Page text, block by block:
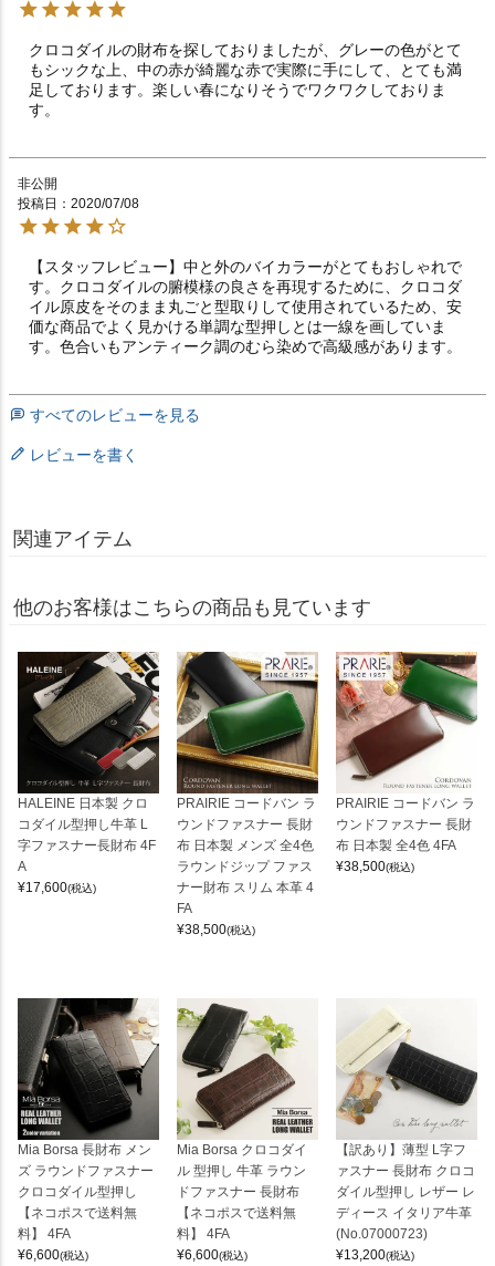
クロコダイルの財布を探しておりましたが、グレーの色がとて
もシックな上、中の赤が綺麗な赤で実際に手にして、とても満
足しております。楽しい春になりそうでワクワクしておりま
す。
非公開
投稿日
2020/07/08
【スタッフレビュー】中と外のバイカラーがとてもおしゃれで
す。クロコダイルの腑模様の良さを再現するために、クロコダ
イル原皮をそのまま丸ごと型取りして使用されているため、安
価な商品でよく見かける単調な型押しとは一線を画していま
す。色合いもアンティーク調のむら染めで高級感があります。
すべてのレビューを見る
レビューを書く
関連アイテム
他のお客様はこちらの商品も見ています
HALEINE 日本製 クロ
コダイル型押し牛革 L
字ファスナー長財布 4F
A
¥17,600(税込)
PRAIRIE コードバン ラ
ウンドファスナー 長財
布 日本製 メンズ 全4色
ラウンドジップ ファス
ナー財布 スリム 本革 4
FA
¥38,500(税込)
PRAIRIE コードバン ラ
ウンドファスナー 長財
布 日本製 全4色 4FA
¥38,500(税込)
Mia Borsa 長財布 メン
ズ ラウンドファスナー
クロコダイル型押し
【ネコポスで送料無
料】 4FA
¥6,600(税込)
Mia Borsa クロコダイ
ル 型押し 牛革 ラウン
ドファスナー 長財布
【ネコポスで送料無
料】 4FA
¥6,600(税込)
【訳あり】薄型 L字フ
ァスナー 長財布 クロコ
ダイル型押し レザー レ
ディース イタリア牛革
(No.07000723)
¥13,200(税込)